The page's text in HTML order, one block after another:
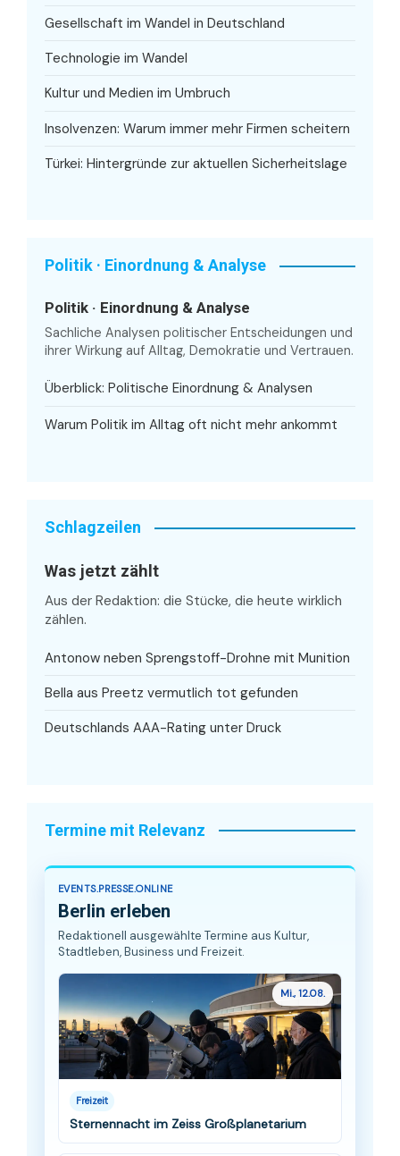
Gesellschaft im Wandel in Deutschland
Technologie im Wandel
Kultur und Medien im Umbruch
Insolvenzen: Warum immer mehr Firmen scheitern
Türkei: Hintergründe zur aktuellen Sicherheitslage
Politik · Einordnung & Analyse
Politik · Einordnung & Analyse
Sachliche Analysen politischer Entscheidungen und
ihrer Wirkung auf Alltag, Demokratie und Vertrauen.
Überblick: Politische Einordnung & Analysen
Warum Politik im Alltag oft nicht mehr ankommt
Schlagzeilen
Was jetzt zählt
Aus der Redaktion: die Stücke, die heute wirklich
zählen.
Antonow neben Sprengstoff-Drohne mit Munition
Bella aus Preetz vermutlich tot gefunden
Deutschlands AAA-Rating unter Druck
Termine mit Relevanz
EVENTS.PRESSE.ONLINE
Berlin erleben
Redaktionell ausgewählte Termine aus Kultur,
Stadtleben, Business und Freizeit.
Mi., 12.08.
Freizeit
Sternennacht im Zeiss Großplanetarium